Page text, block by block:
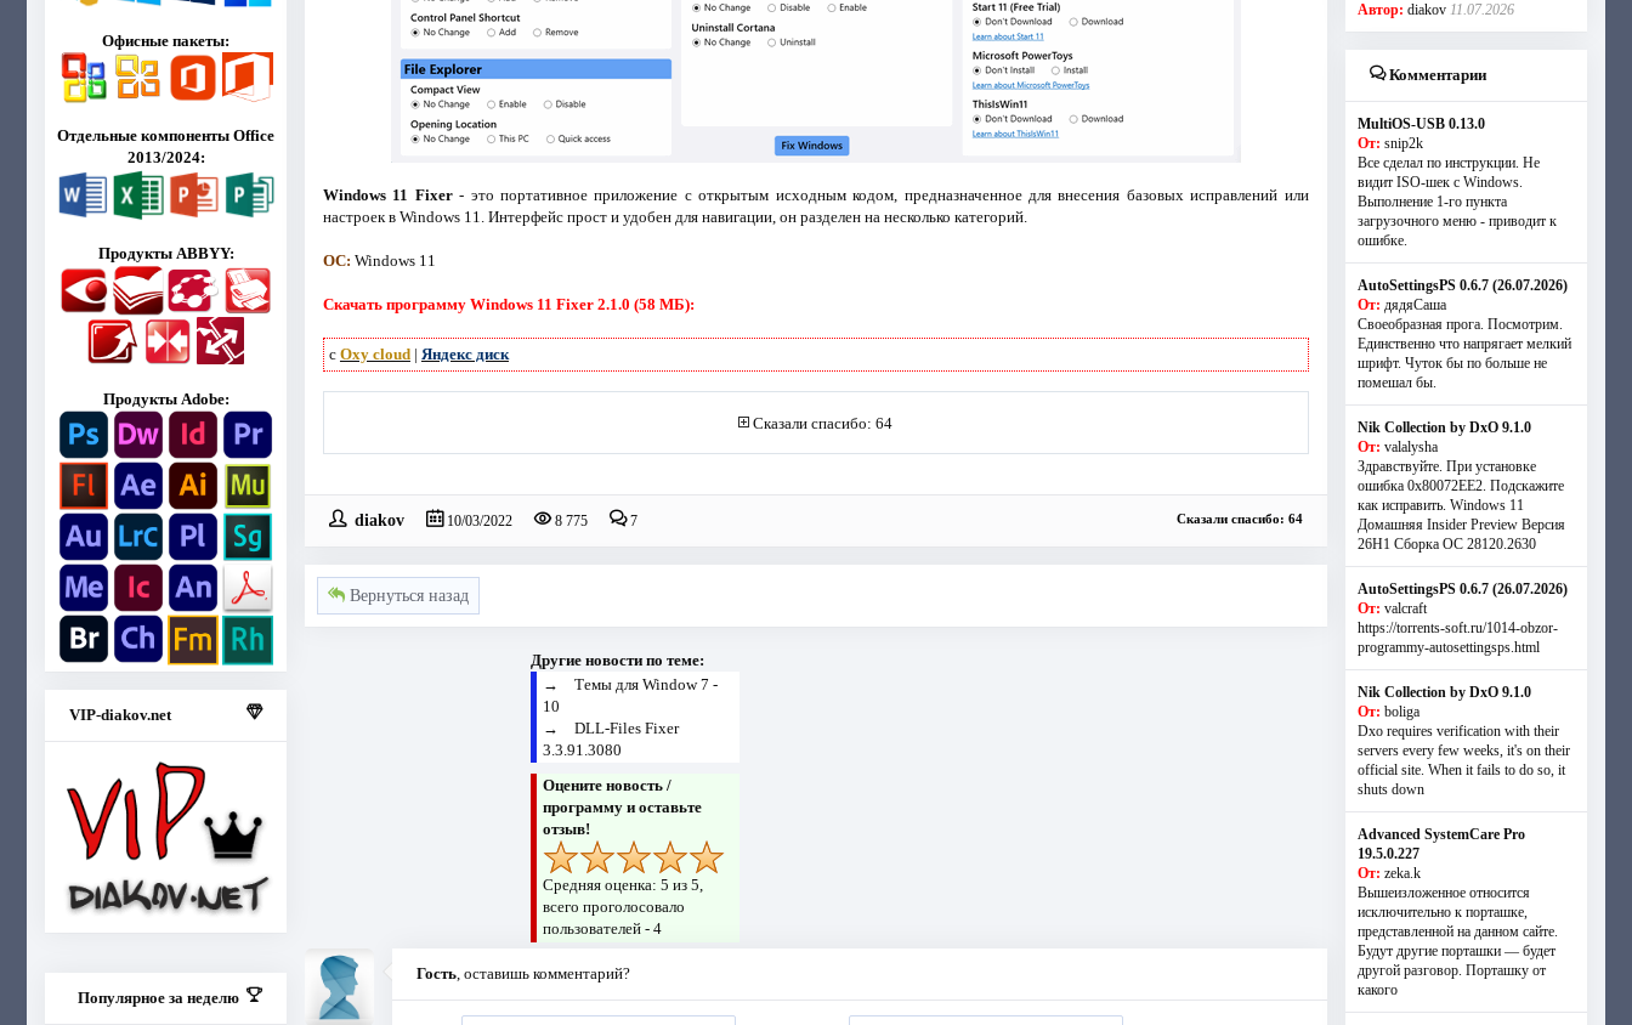
Офисные пакеты:
Отдельные компоненты Office
2013/2024:
Продукты ABBYY:
Продукты Adobe:
VIP-diakov.net
Популярное за неделю
Windows 11 Fixer- это портативное приложение с открытым исходным кодом, предназначенное для внесения базовых исправлений или
настроек в Windows 11. Интерфейс прост и удобен для навигации, он разделен на несколько категорий.
ОС: Windows 11
Скачать программу Windows 11 Fixer 2.1.0 (58 МБ):
с Oxy cloud| Яндекс диск
Сказали спасибо: 64
diakov 10/03/2022 8 775 7 Сказали спасибо: 64
Вернуться назад
Другие новости по теме:
→ Темы для Window 7 -
10
→ DLL-Files Fixer
3.3.91.3080
Оцените новость /
программу и оставьте
отзыв!
Средняя оценка: 5 из 5,
всего проголосовало
пользователей - 4
Гость, оставишь комментарий?
Автор: diakov 11.07.2026
Комментарии
MultiOS-USB 0.13.0
От: snip2k
Все сделал по инструкции. Не
видит ISO-шек с Windows.
Выполнение 1-го пункта
загрузочного меню - приводит к
ошибке.
AutoSettingsPS 0.6.7 (26.07.2026)
От: дядяСаша
Своеобразная прога. Посмотрим.
Единственно что напрягает мелкий
шрифт. Чуток бы по больше не
помешал бы.
Nik Collection by DxO 9.1.0
От: valalysha
Здравствуйте. При установке
ошибка 0х80072EE2. Подскажите
как исправить. Windows 11
Домашняя Insider Preview Версия
26H1 Сборка ОС 28120.2630
AutoSettingsPS 0.6.7 (26.07.2026)
От: valcraft
https://torrents-soft.ru/1014-obzor-
programmy-autosettingsps.html
Nik Collection by DxO 9.1.0
От: boliga
Dxo requires verification with their
servers every few weeks, it's on their
official site. When it fails to do so, it
shuts down
Advanced SystemCare Pro
19.5.0.227
От: zeka.k
Вышеизложенное относится
исключительно к порташке,
представленной на данном сайте.
Будут другие порташки — будет
другой разговор. Порташку от
какого